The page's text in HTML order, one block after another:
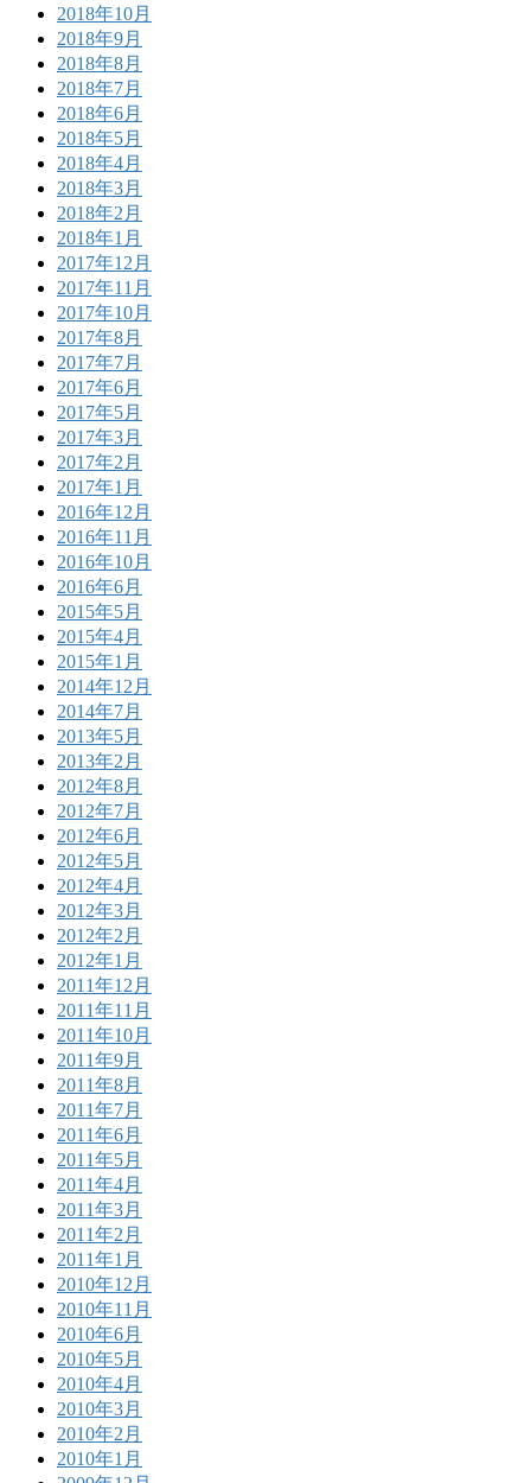
2018年10月
2018年9月
2018年8月
2018年7月
2018年6月
2018年5月
2018年4月
2018年3月
2018年2月
2018年1月
2017年12月
2017年11月
2017年10月
2017年8月
2017年7月
2017年6月
2017年5月
2017年3月
2017年2月
2017年1月
2016年12月
2016年11月
2016年10月
2016年6月
2015年5月
2015年4月
2015年1月
2014年12月
2014年7月
2013年5月
2013年2月
2012年8月
2012年7月
2012年6月
2012年5月
2012年4月
2012年3月
2012年2月
2012年1月
2011年12月
2011年11月
2011年10月
2011年9月
2011年8月
2011年7月
2011年6月
2011年5月
2011年4月
2011年3月
2011年2月
2011年1月
2010年12月
2010年11月
2010年6月
2010年5月
2010年4月
2010年3月
2010年2月
2010年1月